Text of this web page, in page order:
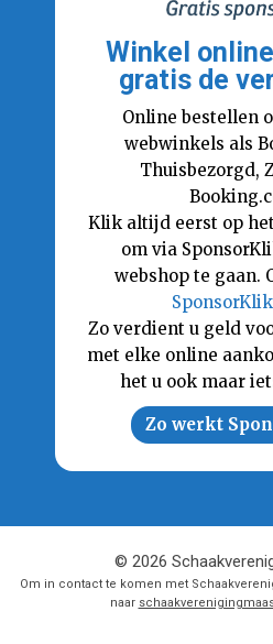
Winkel
gratis de
Online bestellen
webwinkels als
Thuisbezorgd,
Klik altijd eerst op
om via
webshop te gaan.
Zo verdient u geld
met elke online
het u ook maar
Zo werkt
© 2026
Om in contact te komen met
naar